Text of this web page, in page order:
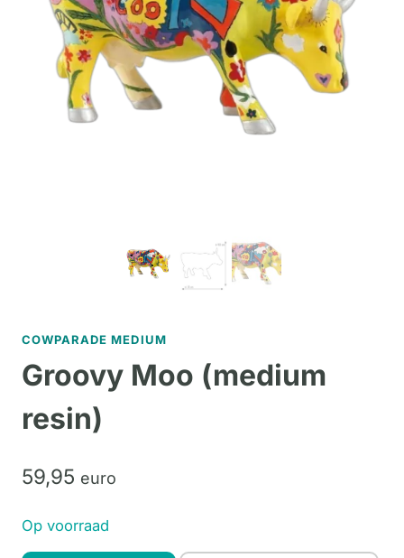
COWPARADE MEDIUM
Groovy Moo (medium
resin)
59,95 euro
Op voorraad